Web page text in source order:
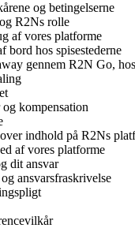
og betingelserne
R2Ns rolle
af vores platforme
bord hos spisestederne
gennem R2N Go,
kompensation
indhold på R2Ns
af vores platforme
dit ansvar
ansvarsfraskrivelse